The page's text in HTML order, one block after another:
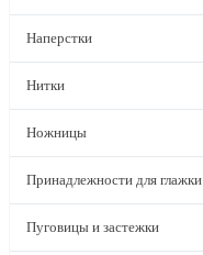
Наперстки
Нитки
Ножницы
Принадлежности для глажки
Пуговицы и застежки